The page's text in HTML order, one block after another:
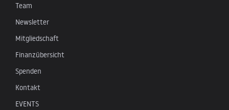
Team
Newsletter
Mitgliedschaft
Finanzübersicht
Spenden
Kontakt
EVENTS